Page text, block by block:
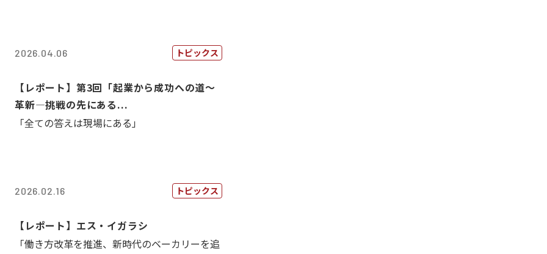
2026.04.06 トピックス
【レポート】第3回「起業から成功への道～
革新―挑戦の先にある...
「全ての答えは現場にある」
2026.02.16 トピックス
【レポート】エス・イガラシ
「働き方改革を推進、新時代のベーカリーを追